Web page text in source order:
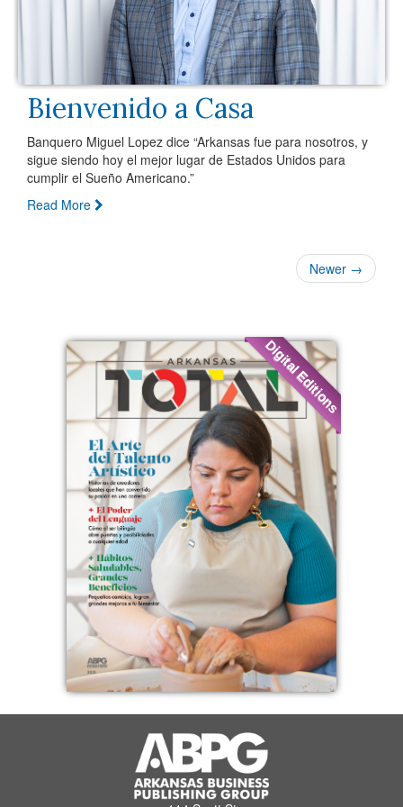
Bienvenido a Casa
Banquero Miguel Lopez dice “Arkansas fue para nosotros, y
sigue siendo hoy el mejor lugar de Estados Unidos para
cumplir el Sueño Americano.”
Read More
Newer →
Digital Editions